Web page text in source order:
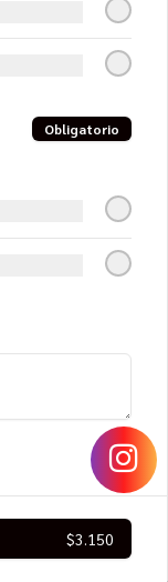
cubierto con
crema y
cebolla morada,
crema, envuelto
con ceviche de
Obligatorio
$3.150